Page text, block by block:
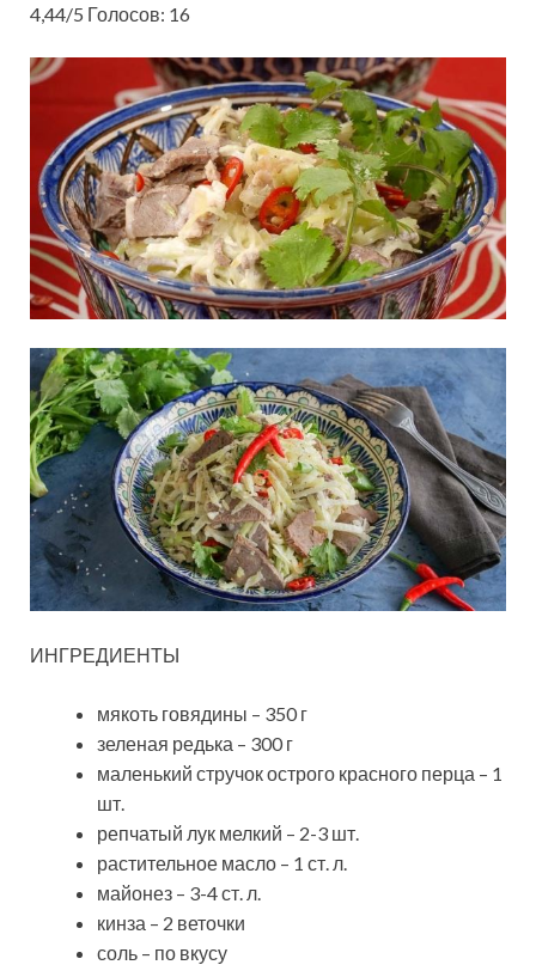
4,44/5 Голосов: 16
ИНГРЕДИЕНТЫ
мякоть говядины – 350 г
зеленая редька – 300 г
маленький стручок острого красного перца – 1
шт.
репчатый лук мелкий – 2-3 шт.
растительное масло – 1 ст. л.
майонез – 3-4 ст. л.
кинза – 2 веточки
соль – по вкусу